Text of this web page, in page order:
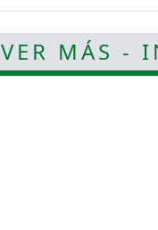
VER MÁS -